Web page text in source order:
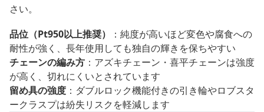
さい。
品位（Pt950以上推奨）
：純度が高いほど変色や腐食への
耐性が強く、長年使用しても独自の輝きを保ちやすい
チェーンの編み方 ：アズキチェーン・喜平チェーンは強度
が高く、切れにくいとされています
留め具の強度 ：ダブルロック機能付きの引き輪やロブスタ
ークラスプは紛失リスクを軽減します